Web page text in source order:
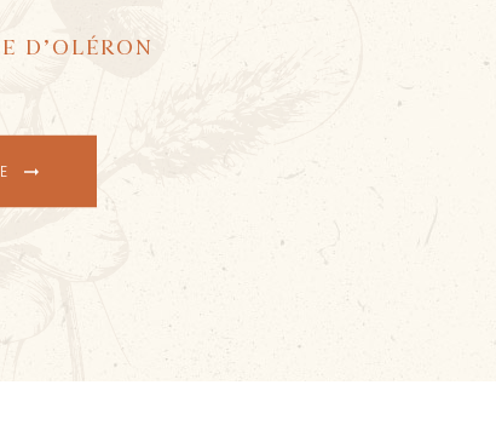
D’OLÉRON
arrow_right_alt